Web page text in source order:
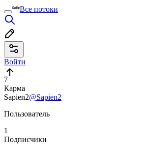
Все потоки
Войти
7
Карма
Sapien2@Sapien2
Пользователь
1
Подписчики